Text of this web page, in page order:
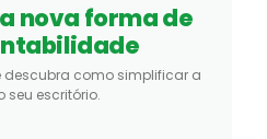
nova forma de
descubra como simplificar a
seu escritório.